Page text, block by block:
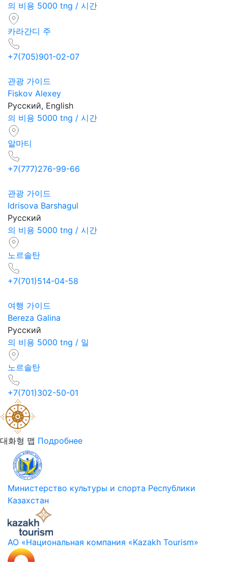
의 비용 5000 tng / 시간
카라간디 주
+7(705)901-02-07
관광 가이드
Fiskov Alexey
Русский, English
의 비용 5000 tng / 시간
알마티
+7(777)276-99-66
관광 가이드
Idrisova Barshagul
Русский
의 비용 5000 tng / 시간
노르솔탄
+7(701)514-04-58
여행 가이드
Bereza Galina
Русский
의 비용 5000 tng / 일
노르솔탄
+7(701)302-50-01
대화형 맵 Подробнее
Министерство культуры и спорта Республики
Казахстан
АО «Национальная компания «Kazakh Tourism»